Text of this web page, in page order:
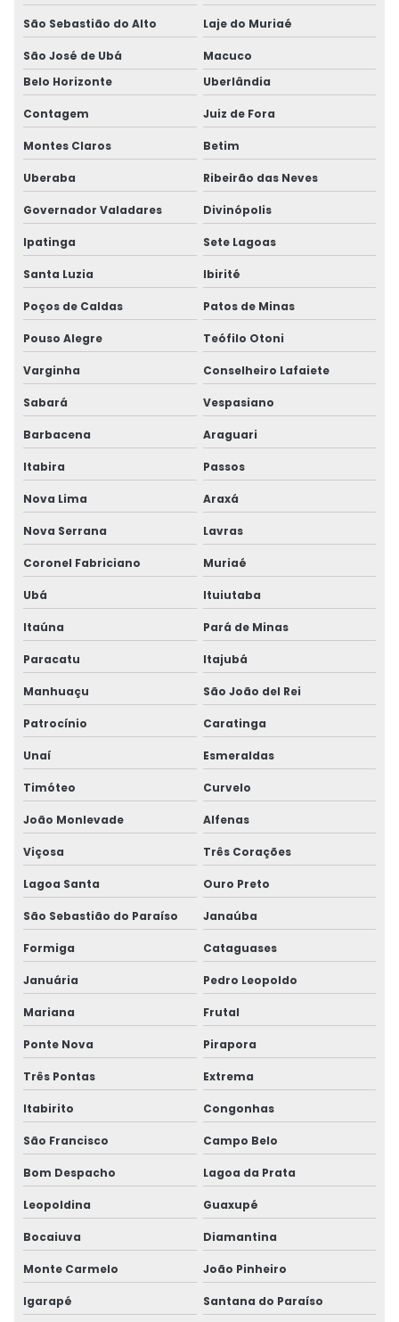
São Sebastião do Alto Laje do Muriaé
São José de Ubá
Macuco
Belo Horizonte
Uberlândia
Contagem Juiz de Fora
Montes Claros Betim
Uberaba Ribeirão das Neves
Governador Valadares Divinópolis
Ipatinga Sete Lagoas
Santa Luzia Ibirité
Poços de Caldas Patos de Minas
Pouso Alegre Teófilo Otoni
Varginha Conselheiro Lafaiete
Sabará Vespasiano
Barbacena Araguari
Itabira Passos
Nova Lima Araxá
Nova Serrana Lavras
Coronel Fabriciano Muriaé
Ubá Ituiutaba
Itaúna Pará de Minas
Paracatu Itajubá
Manhuaçu São João del Rei
Patrocínio Caratinga
Unaí Esmeraldas
Timóteo Curvelo
João Monlevade Alfenas
Viçosa Três Corações
Lagoa Santa Ouro Preto
São Sebastião do Paraíso Janaúba
Formiga Cataguases
Januária Pedro Leopoldo
Mariana Frutal
Ponte Nova Pirapora
Três Pontas Extrema
Itabirito Congonhas
São Francisco Campo Belo
Bom Despacho Lagoa da Prata
Leopoldina Guaxupé
Bocaiuva Diamantina
Monte Carmelo João Pinheiro
Igarapé Santana do Paraíso